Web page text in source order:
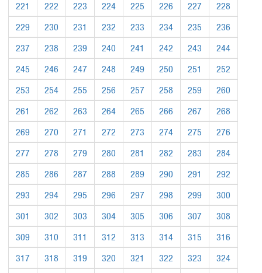
221
222 223 224 225 226 227
228
229
230 231 232 233 234 235
236
237
238 239 240 241 242 243
244
245
246 247 248 249 250 251
252
253
254 255 256 257 258 259
260
261
262 263 264 265 266 267
268
269
270 271 272 273 274 275
276
277
278 279 280 281 282 283
284
285
286 287 288 289 290 291
292
293
294 295 296 297 298 299
300
301
302 303 304 305 306 307
308
309
310 311 312 313 314 315
316
317
318 319 320 321 322 323
324